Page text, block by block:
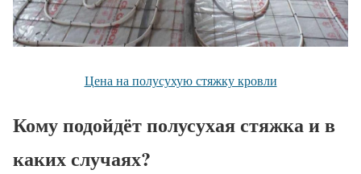
Цена на полусухую стяжку кровли
Кому подойдёт полусухая стяжка и в
каких случаях?